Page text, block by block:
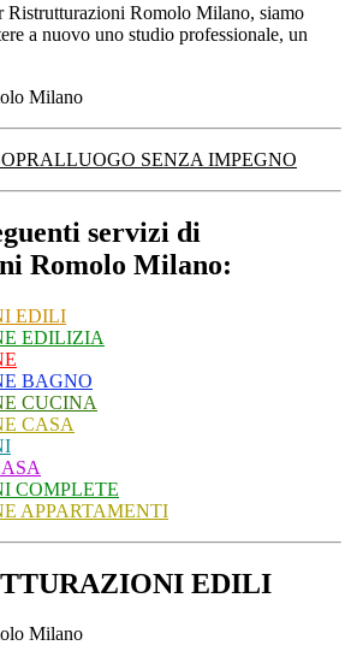
Ristrutturazioni Romolo Milano, siamo
a nuovo uno studio professionale, un
SENZA IMPEGNO
servizi di
Romolo Milano:
EDILI
EDILIZIA
BAGNO
CUCINA
CASA
COMPLETE
APPARTAMENTI
EDILI